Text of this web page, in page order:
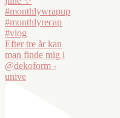
Efter tre år kan
man finde mig i
@dekoform -
unive